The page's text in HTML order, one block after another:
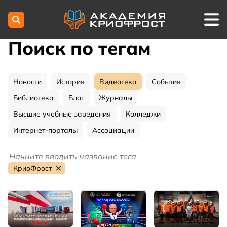
Поиск по тегам
Новости История Видеотека
События
Библиотека
Блог
Журналы
Высшие учебные заведения
Колледжи
Интернет-порталы
Ассоциации
КриоФрост